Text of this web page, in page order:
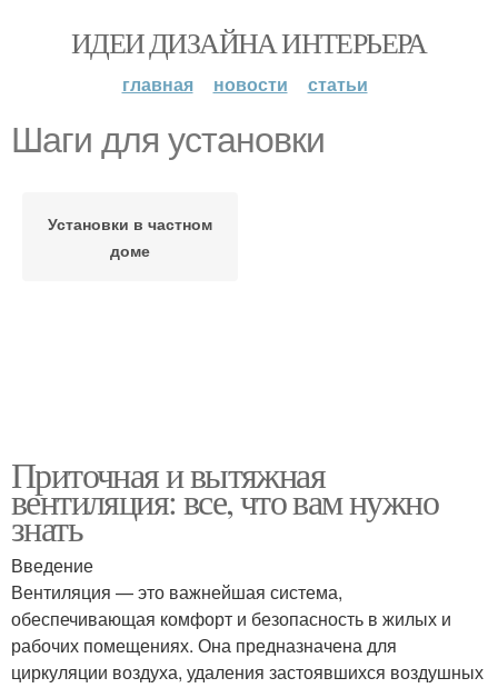
ИДЕИ ДИЗАЙНА ИНТЕРЬЕРА
главная новости статьи
Шаги для установки
Установки в частном
доме
Приточная и вытяжная
вентиляция: все, что вам нужно
знать
Введение
Вентиляция — это важнейшая система,
обеспечивающая комфорт и безопасность в жилых и
рабочих помещениях. Она предназначена для
циркуляции воздуха, удаления застоявшихся воздушных